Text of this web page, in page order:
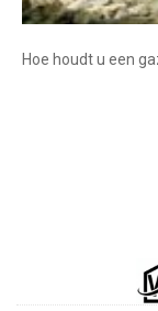
Hoe houdt u een